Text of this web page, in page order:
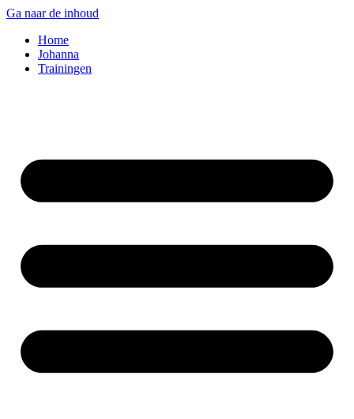
Ga naar de inhoud
Home
Johanna
Trainingen